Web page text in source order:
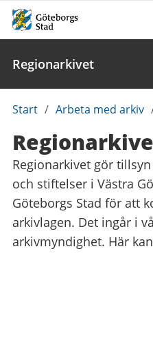
Regionarkivet
Du
här:
Start / Arbeta med arkiv
Regionarkivet gör
och stiftelser i Västra
Göteborgs Stad för att
arkivlagen. Det ingår i
arkivmyndighet. Här